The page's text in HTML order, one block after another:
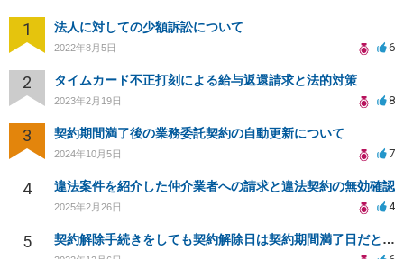
1 法人に対しての少額訴訟について
2022年8月5日 6
2 タイムカード不正打刻による給与返還請求と法的対策
2023年2月19日 8
3 契約期間満了後の業務委託契約の自動更新について
2024年10月5日 7
4 違法案件を紹介した仲介業者への請求と違法契約の無効確認
2025年2月26日 4
5 契約解除手続きをしても契約解除日は契約期間満了日だと言われました。